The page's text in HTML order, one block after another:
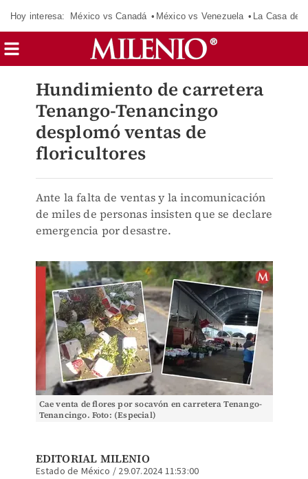
Hoy interesa: México vs Canadá México vs Venezuela La Casa de
Hundimiento de carretera
Tenango-Tenancingo
desplomó ventas de
floricultores
Ante la falta de ventas y la incomunicación
de miles de personas insisten que se declare
emergencia por desastre.
Cae venta de flores por socavón en carretera Tenango-
Tenancingo. Foto: (Especial)
EDITORIAL MILENIO
Estado de México / 29.07.2024 11:53:00